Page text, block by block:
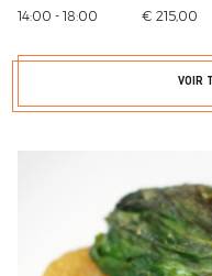
14:00 - 18:00 € 215,00
VOIR